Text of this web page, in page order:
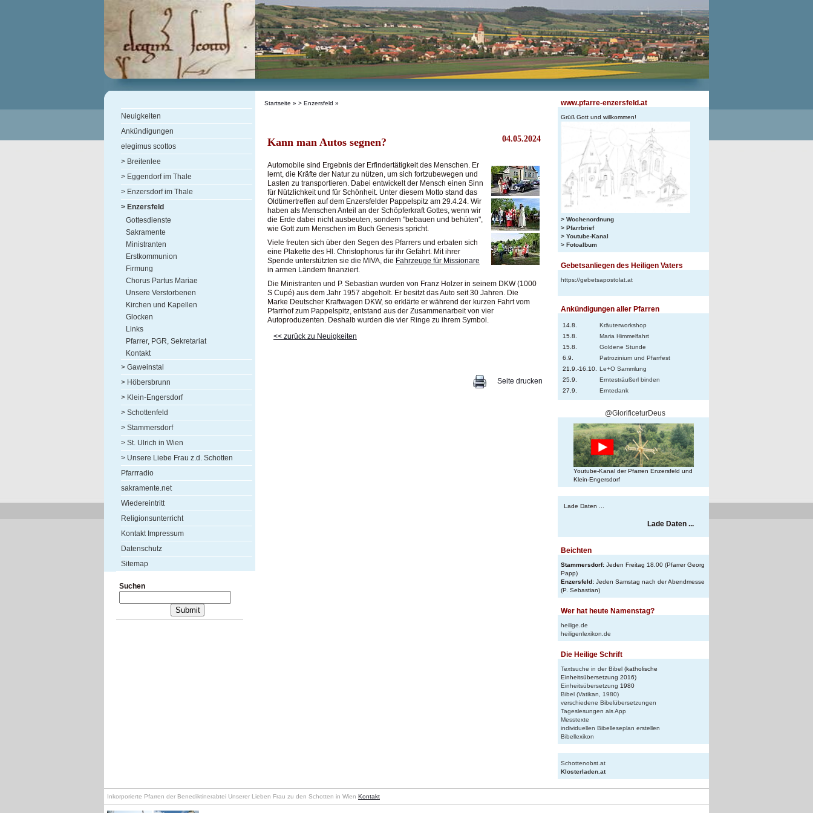
Neuigkeiten
Ankündigungen
elegimus scottos
> Breitenlee
> Eggendorf im Thale
> Enzersdorf im Thale
> Enzersfeld
Gottesdienste
Sakramente
Ministranten
Erstkommunion
Firmung
Chorus Partus Mariae
Unsere Verstorbenen
Kirchen und Kapellen
Glocken
Links
Pfarrer, PGR, Sekretariat
Kontakt
> Gaweinstal
> Höbersbrunn
> Klein-Engersdorf
> Schottenfeld
> Stammersdorf
> St. Ulrich in Wien
> Unsere Liebe Frau z.d. Schotten
Pfarrradio
sakramente.net
Wiedereintritt
Religionsunterricht
Kontakt Impressum
Datenschutz
Sitemap
Suchen
Startseite » > Enzersfeld »
04.05.2024
Kann man Autos segnen?
Automobile sind Ergebnis der Erfindertätigkeit des Menschen. Er
lernt, die Kräfte der Natur zu nützen, um sich fortzubewegen und
Lasten zu transportieren. Dabei entwickelt der Mensch einen Sinn
für Nützlichkeit und für Schönheit. Unter diesem Motto stand das
Oldtimertreffen auf dem Enzersfelder Pappelspitz am 29.4.24. Wir
haben als Menschen Anteil an der Schöpferkraft Gottes, wenn wir
die Erde dabei nicht ausbeuten, sondern "bebauen und behüten",
wie Gott zum Menschen im Buch Genesis spricht.
Viele freuten sich über den Segen des Pfarrers und erbaten sich
eine Plakette des Hl. Christophorus für ihr Gefährt. Mit ihrer
Spende unterstützten sie die MIVA, die Fahrzeuge für Missionare
in armen Ländern finanziert.
Die Ministranten und P. Sebastian wurden von Franz Holzer in seinem DKW (1000
S Cupé) aus dem Jahr 1957 abgeholt. Er besitzt das Auto seit 30 Jahren. Die
Marke Deutscher Kraftwagen DKW, so erklärte er während der kurzen Fahrt vom
Pfarrhof zum Pappelspitz, entstand aus der Zusammenarbeit von vier
Autoproduzenten. Deshalb wurden die vier Ringe zu ihrem Symbol.
<< zurück zu Neuigkeiten
Seite drucken
www.pfarre-enzersfeld.at
Grüß Gott und willkommen!
> Wochenordnung
> Pfarrbrief
> Youtube-Kanal
> Fotoalbum
Gebetsanliegen des Heiligen Vaters
https://gebetsapostolat.at
Ankündigungen aller Pfarren
14.8.
Kräuterworkshop
15.8.
Maria Himmelfahrt
15.8.
Goldene Stunde
6.9.
Patrozinium und Pfarrfest
21.9.-16.10.
Le+O Sammlung
25.9.
Erntesträußerl binden
27.9.
Erntedank
@GlorificeturDeus
Youtube-Kanal der Pfarren Enzersfeld und
Klein-Engersdorf
Lade Daten ...
Lade Daten ...
Beichten
Stammersdorf: Jeden Freitag 18.00 (Pfarrer Georg
Papp)
Enzersfeld: Jeden Samstag nach der Abendmesse
(P. Sebastian)
Wer hat heute Namenstag?
heilige.de
heiligenlexikon.de
Die Heilige Schrift
Textsuche in der Bibel (katholische
Einheitsübersetzung 2016)
Einheitsübersetzung 1980
Bibel (Vatikan, 1980)
verschiedene Bibelübersetzungen
Tageslesungen als App
Messtexte
individuellen Bibelleseplan erstellen
Bibellexikon
Schottenobst.at
Klosterladen.at
Inkorporierte Pfarren der Benediktinerabtei Unserer Lieben Frau zu den Schotten in Wien Kontakt